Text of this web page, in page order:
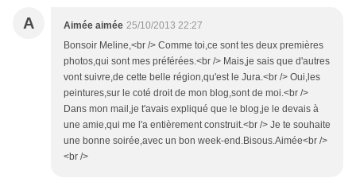
A Aimée aimée 25/10/2013 22:27
Bonsoir Meline,<br /> Comme toi,ce sont tes deux premières
photos,qui sont mes préférées.<br /> Mais,je sais que d'autres
vont suivre,de cette belle région,qu'est le Jura.<br /> Oui,les
peintures,sur le coté droit de mon blog,sont de moi.<br />
Dans mon mail,je t'avais expliqué que le blog,je le devais à
une amie,qui me l'a entièrement construit.<br /> Je te souhaite
une bonne soirée,avec un bon week-end.Bisous.Aimée<br />
<br />